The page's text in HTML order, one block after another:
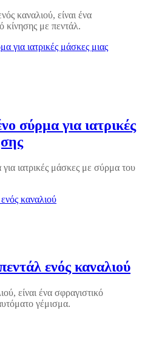
καναλιού, είναι ένα
κίνησης με πεντάλ.
σύρμα για ιατρικές
ιατρικές μάσκες με σύρμα του
ενός καναλιού
είναι ένα σφραγιστικό
γέμισμα.